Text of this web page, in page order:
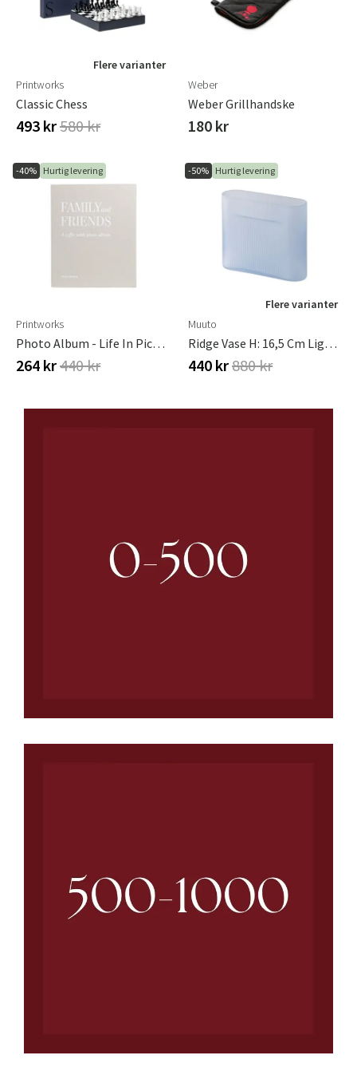
Flere varianter
Printworks
Classic Chess
493 kr580 kr
Weber
Weber Grillhandske
180 kr
-40% Hurtig levering
Printworks
Photo Album - Life In Pictures, Orange
264 kr440 kr
-50% Hurtig levering
Flere varianter
Muuto
Ridge Vase H: 16,5 Cm Light Blue Frosted
440 kr880 kr